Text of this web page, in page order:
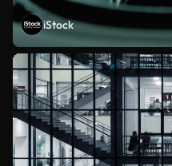
iStock